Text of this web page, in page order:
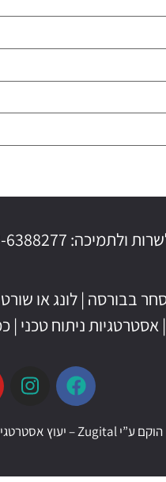
| לונג או שורט
|אסטרטגיות ניתוח טכני |
הוקם ע”יZugital – יעוץ אסטרטגי, פיתוח עסקי וטכנולוגי לעסקים